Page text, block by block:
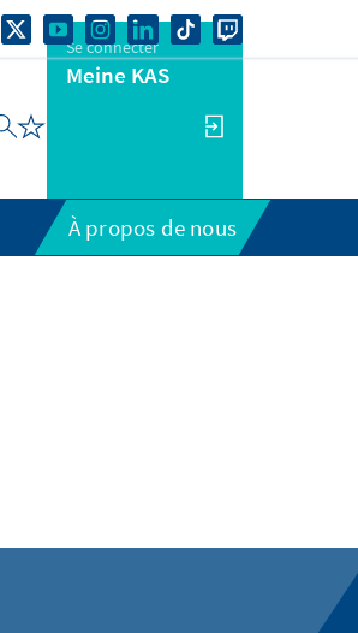
Se connecter
Meine KAS
À propos de nous